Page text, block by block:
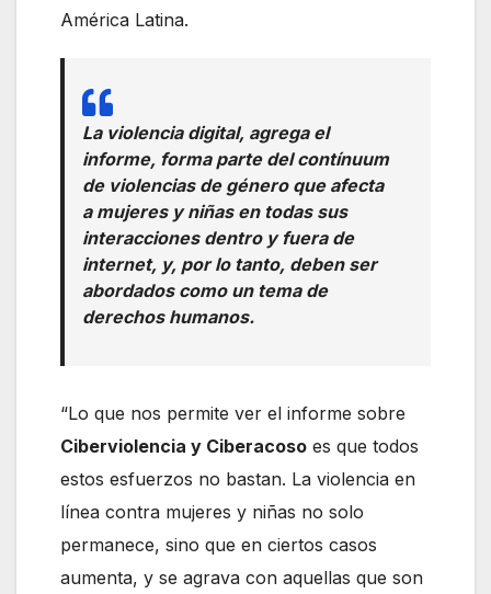
América Latina.
La violencia digital, agrega el
informe, forma parte del contínuum
de violencias de género que afecta
a mujeres y niñas en todas sus
interacciones dentro y fuera de
internet, y, por lo tanto, deben ser
abordados como un tema de
derechos humanos.
“Lo que nos permite ver el informe sobre
Ciberviolencia y Ciberacoso es que todos
estos esfuerzos no bastan. La violencia en
línea contra mujeres y niñas no solo
permanece, sino que en ciertos casos
aumenta, y se agrava con aquellas que son